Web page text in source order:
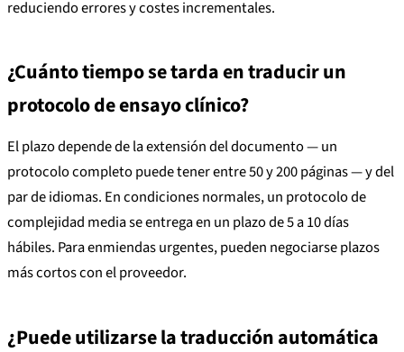
reduciendo errores y costes incrementales.
¿Cuánto tiempo se tarda en traducir un
protocolo de ensayo clínico?
El plazo depende de la extensión del documento — un
protocolo completo puede tener entre 50 y 200 páginas — y del
par de idiomas. En condiciones normales, un protocolo de
complejidad media se entrega en un plazo de 5 a 10 días
hábiles. Para enmiendas urgentes, pueden negociarse plazos
más cortos con el proveedor.
¿Puede utilizarse la traducción automática